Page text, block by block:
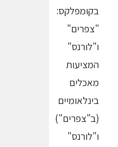
בקומפלקס:
"צפרים"
ו"לורנס"
המציעות
מאכלים
בינלאומיים
(ב"צפרים")
ו"לורנס"